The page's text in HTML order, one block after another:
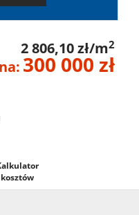
Hale
2 806,10 zł/m2
300 000 zł
kosztów